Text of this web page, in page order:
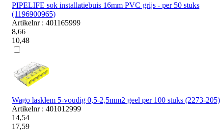
PIPELIFE sok installatiebuis 16mm PVC grijs - per 50 stuks
(1196900965)
Artikelnr : 401165999
8,66
10,48
Wago lasklem 5-voudig 0,5-2,5mm2 geel per 100 stuks (2273-205)
Artikelnr : 401012999
14,54
17,59